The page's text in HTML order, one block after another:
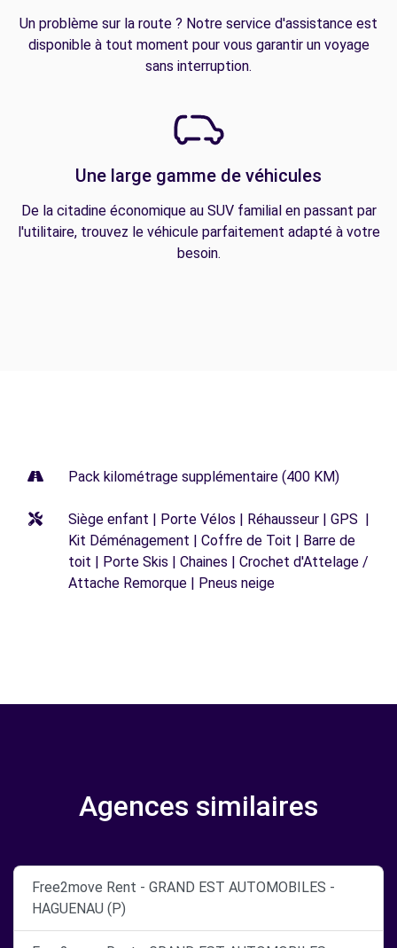
Un problème sur la route ? Notre service d'assistance est
disponible à tout moment pour vous garantir un voyage
sans interruption.
Une large gamme de véhicules
De la citadine économique au SUV familial en passant par
l'utilitaire, trouvez le véhicule parfaitement adapté à votre
besoin.
Pack kilométrage supplémentaire (400 KM)
Siège enfant | Porte Vélos | Réhausseur | GPS |
Kit Déménagement | Coffre de Toit | Barre de
toit | Porte Skis | Chaines | Crochet d'Attelage /
Attache Remorque | Pneus neige
Agences similaires
Free2move Rent - GRAND EST AUTOMOBILES -
HAGUENAU (P)